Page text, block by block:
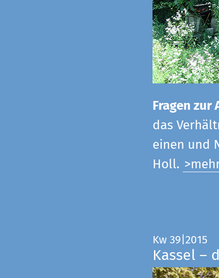
Fragen
das
einen und
Holl.
Kw 39|2015
Kassel –